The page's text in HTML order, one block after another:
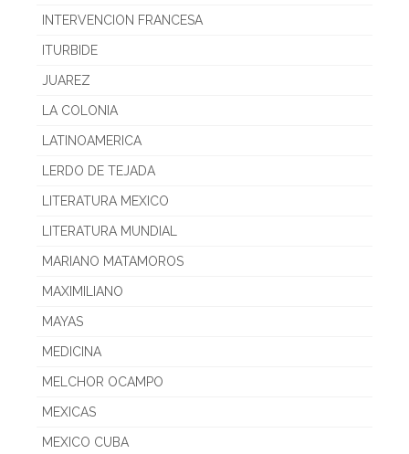
INTERVENCION FRANCESA
ITURBIDE
JUAREZ
LA COLONIA
LATINOAMERICA
LERDO DE TEJADA
LITERATURA MEXICO
LITERATURA MUNDIAL
MARIANO MATAMOROS
MAXIMILIANO
MAYAS
MEDICINA
MELCHOR OCAMPO
MEXICAS
MEXICO CUBA